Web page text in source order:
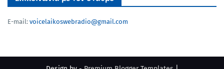
E-mail: voicelaikoswebradio@gmail.com